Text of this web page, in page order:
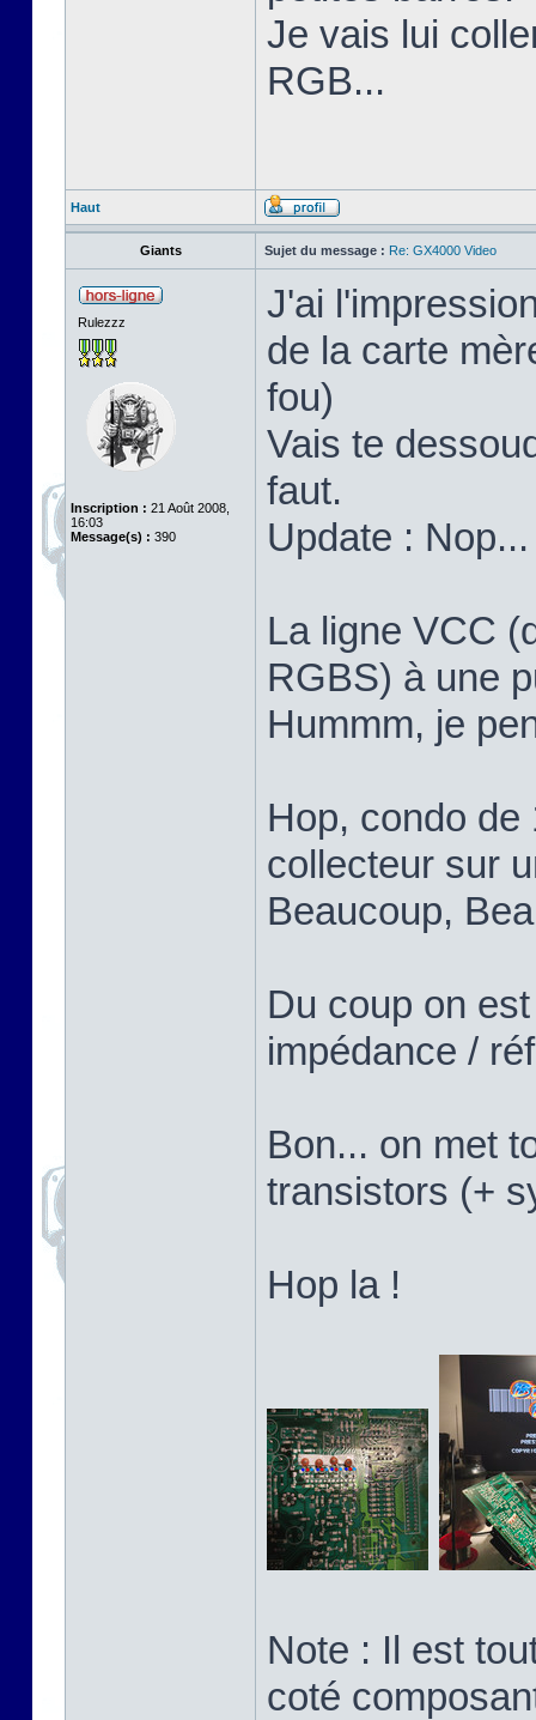
Je vais lui
RGB...
Haut
Giants Sujet du message : Re: GX4000 Video
Rulezzz
Inscription : 21 Août 2008,
16:03
Message(s) : 390
J'ai
de la carte
fou)
Vais te
faut.
Update :
La ligne VCC
RGBS) à une
Hummm, je
Hop, condo de
collecteur sur
Beaucoup,
Du coup on
impédance /
Bon... on met
transistors (+
Hop la !
Note : Il est
coté